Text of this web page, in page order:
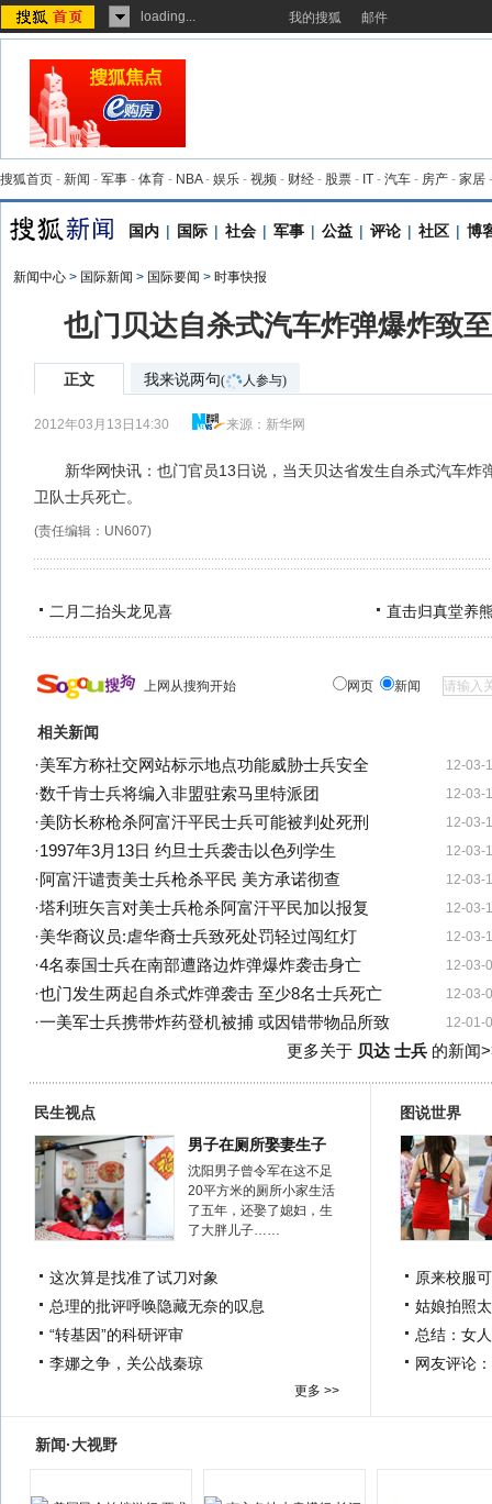
loading... 我的搜狐 邮件
搜狐首页 - 新闻 - 军事 - 体育 - NBA- 娱乐 - 视频 - 财经 - 股票 - IT - 汽车 - 房产 - 家居
国内 | 国际 | 社会 | 军事 | 公益 | 评论 | 社区 | 博
新闻中心 > 国际新闻 > 国际要闻 > 时事快报
也门贝达自杀式汽车炸弹爆炸致
正文 我来说两句( 人参与)
2012年03月13日14:30 来源： 新华网
新华网快讯：也门官员13日说，当天贝达省发生自杀式汽车炸
卫队士兵死亡。
(责任编辑：UN607)
二月二抬头龙见喜 直击归真堂养
上网从搜狗开始 网页 新闻
相关新闻
12-03-
·美军方称社交网站标示地点功能威胁士兵安全
12-03-
·数千肯士兵将编入非盟驻索马里特派团
12-03-
·美防长称枪杀阿富汗平民士兵可能被判处死刑
12-03-
·1997年3月13日 约旦士兵袭击以色列学生
12-03-
·阿富汗谴责美士兵枪杀平民 美方承诺彻查
12-03-
·塔利班矢言对美士兵枪杀阿富汗平民加以报复
12-03-
·美华裔议员:虐华裔士兵致死处罚轻过闯红灯
12-03-
·4名泰国士兵在南部遭路边炸弹爆炸袭击身亡
12-03-
·也门发生两起自杀式炸弹袭击 至少8名士兵死亡
12-01-
·一美军士兵携带炸药登机被捕 或因错带物品所致
更多关于 贝达 士兵的新闻
民生视点
男子在厕所娶妻生子
沈阳男子曾令军在这不足
20平方米的厕所小家生活
了五年，还娶了媳妇，生
了大胖儿子……
这次算是找准了试刀对象
总理的批评呼唤隐藏无奈的叹息
“转基因”的科研评审
李娜之争，关公战秦琼
更多 >>
图说世界
原来校服
姑娘拍照
总结：女
网友评论
新闻·大视野